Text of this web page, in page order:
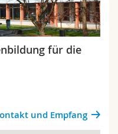
für die
und Empfang